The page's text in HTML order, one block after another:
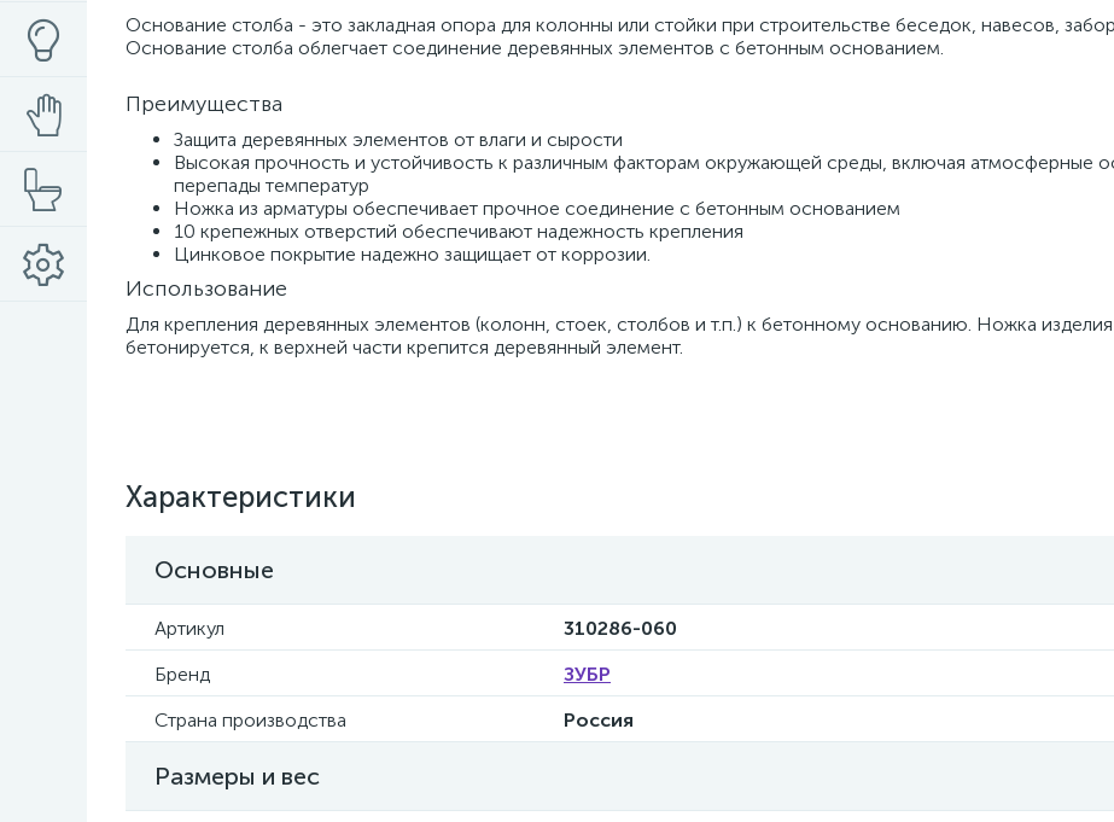
Основание столба - это закладная опора для колонны или стойки при строительстве беседок, навесов,
Основание столба облегчает соединение деревянных элементов с бетонным основанием.
Преимущества
Защита деревянных элементов от влаги и сырости
Высокая прочность и устойчивость к различным факторам окружающей среды, включая атмосферные
перепады температур
Ножка из арматуры обеспечивает прочное соединение с бетонным основанием
10 крепежных отверстий обеспечивают надежность крепления
Цинковое покрытие надежно защищает от коррозии.
Использование
Для крепления деревянных элементов (колонн, стоек, столбов и т.п.) к бетонному основанию. Ножка изделия
бетонируется, к верхней части крепится деревянный элемент.
Характеристики
Основные
Артикул
310286-060
Бренд
ЗУБР
Страна производства
Россия
Размеры и вес